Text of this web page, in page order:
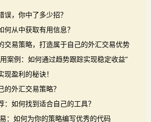
误，你中了多少招？
何从中获取有用信息？
交易策略，打造属于自己的外汇交易优势
案例：如何通过趋势跟踪实现稳定收益”
盈利的秘诀！
的外汇交易策略？
：如何找到适合自己的工具？
：如何为你的策略编写优秀的代码